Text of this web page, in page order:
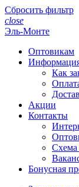
Сбросить фильтр
close
Эль-Монте
Оптовикам
Как
Акции
Контакты
Схема
Бонусная